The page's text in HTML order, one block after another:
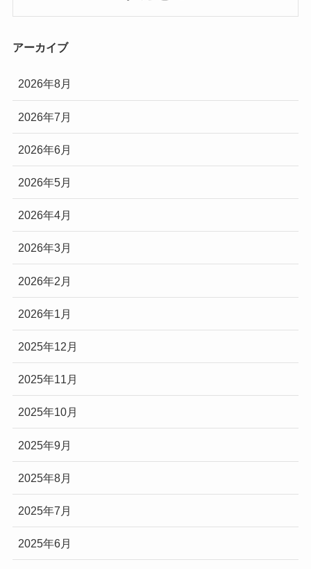
アーカイブ
2026年8月
2026年7月
2026年6月
2026年5月
2026年4月
2026年3月
2026年2月
2026年1月
2025年12月
2025年11月
2025年10月
2025年9月
2025年8月
2025年7月
2025年6月